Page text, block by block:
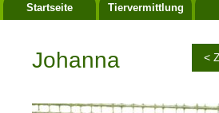
Startseite Tiervermittlung
Johanna <